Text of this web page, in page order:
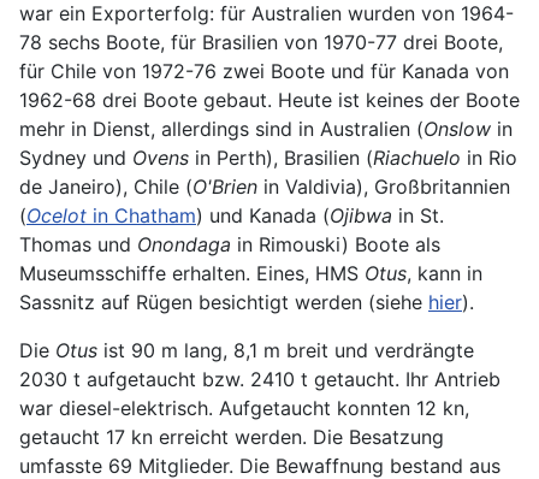
war ein Exporterfolg: für Australien wurden von 1964-
78 sechs Boote, für Brasilien von 1970-77 drei Boote,
für Chile von 1972-76 zwei Boote und für Kanada von
1962-68 drei Boote gebaut. Heute ist keines der Boote
mehr in Dienst, allerdings sind in Australien (Onslow in
Sydney und Ovens in Perth), Brasilien (Riachuelo in Rio
de Janeiro), Chile (O'Brien in Valdivia), Großbritannien
(Ocelot in Chatham) und Kanada (Ojibwa in St.
Thomas und Onondaga in Rimouski) Boote als
Museumsschiffe erhalten. Eines, HMS Otus, kann in
Sassnitz auf Rügen besichtigt werden (siehe hier).
Die Otus ist 90 m lang, 8,1 m breit und verdrängte
2030 t aufgetaucht bzw. 2410 t getaucht. Ihr Antrieb
war diesel-elektrisch. Aufgetaucht konnten 12 kn,
getaucht 17 kn erreicht werden. Die Besatzung
umfasste 69 Mitglieder. Die Bewaffnung bestand aus